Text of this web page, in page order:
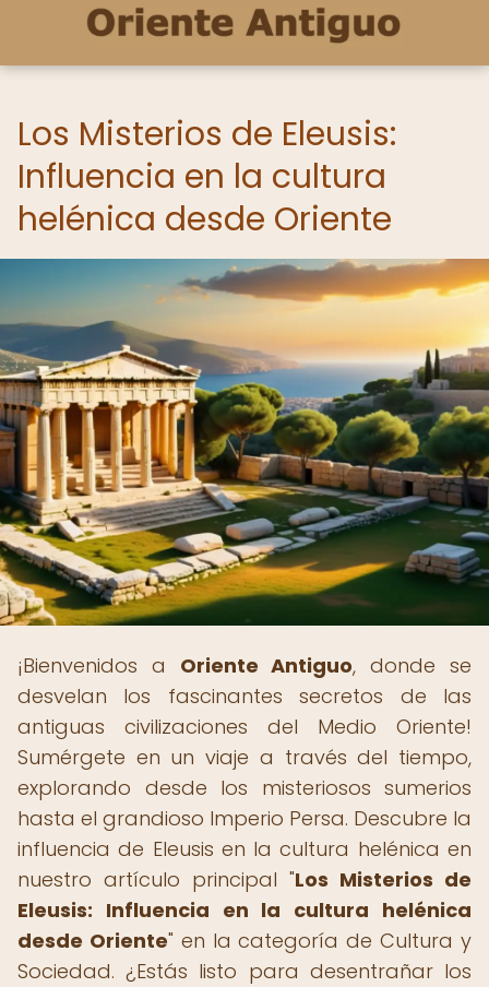
Los Misterios de Eleusis:
Influencia en la cultura
helénica desde Oriente
¡Bienvenidos a Oriente Antiguo, donde se
desvelan los fascinantes secretos de las
antiguas civilizaciones del Medio Oriente!
Sumérgete en un viaje a través del tiempo,
explorando desde los misteriosos sumerios
hasta el grandioso Imperio Persa. Descubre la
influencia de Eleusis en la cultura helénica en
nuestro artículo principal "Los Misterios de
Eleusis: Influencia en la cultura helénica
desde Oriente" en la categoría de Cultura y
Sociedad. ¿Estás listo para desentrañar los